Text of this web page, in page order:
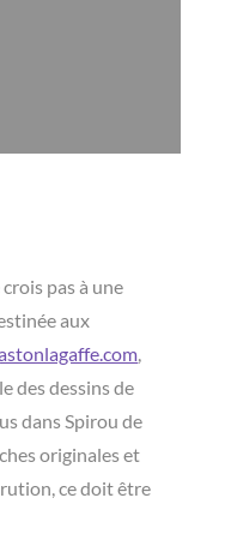
pas à une
aux
,
des dessins de
dans Spirou de
originales et
ce doit être